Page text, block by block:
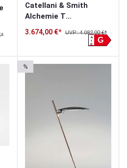
von 4 von 5 Sternen
Catellani & Smith
Alchemie T
Tischleuchte
3.674,00 €* UVP: 4.082,00 €*
G
A
G
%